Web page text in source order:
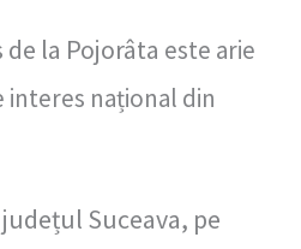
la Pojorâta este arie
național din
Suceava, pe